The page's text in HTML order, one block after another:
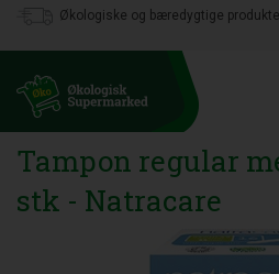
Økologiske og bæredygtige
Tampon regular
stk - Natracare